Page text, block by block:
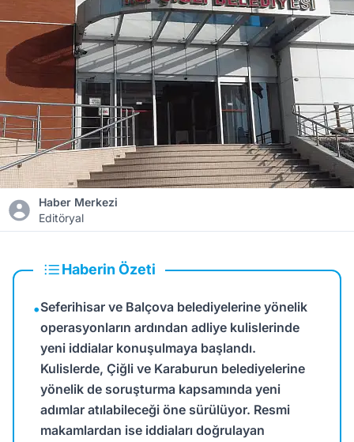
Haber Merkezi
Editöryal
Haberin Özeti
•Seferihisar ve Balçova belediyelerine yönelik
operasyonların ardından adliye kulislerinde
yeni iddialar konuşulmaya başlandı.
Kulislerde, Çiğli ve Karaburun belediyelerine
yönelik de soruşturma kapsamında yeni
adımlar atılabileceği öne sürülüyor. Resmi
makamlardan ise iddiaları doğrulayan